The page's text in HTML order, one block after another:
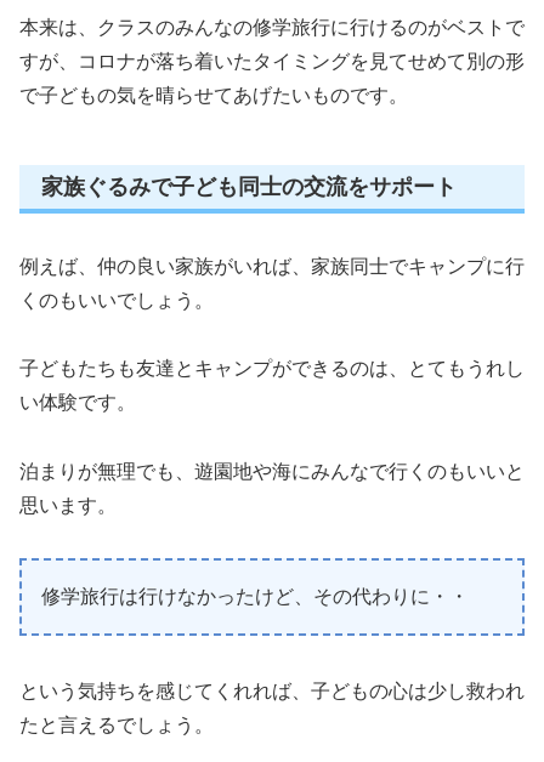
本来は、クラスのみんなの修学旅行に行けるのがベストで
すが、コロナが落ち着いたタイミングを見てせめて別の形
で子どもの気を晴らせてあげたいものです。
家族ぐるみで子ども同士の交流をサポート
例えば、仲の良い家族がいれば、家族同士でキャンプに行
くのもいいでしょう。
子どもたちも友達とキャンプができるのは、とてもうれし
い体験です。
泊まりが無理でも、遊園地や海にみんなで行くのもいいと
思います。
修学旅行は行けなかったけど、その代わりに・・
という気持ちを感じてくれれば、子どもの心は少し救われ
たと言えるでしょう。